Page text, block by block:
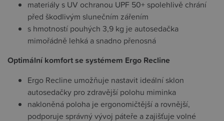
materiály s UV ochranou UPF 50+ spolehlivě chrání
před škodlivým slunečním zářením
s hmotností pouhých 3,9 kg je autosedačka
mimořádně lehká a snadno přenosná
Optimální komfort se systémem Ergo Recline
Ergo Recline umožňuje nastavit ideální sklon
autosedačky pro zdravější polohu miminka
nakloněná poloha je ergonomičtější a rovnější,
podporuje správný vývoj páteře a zajišťuje volné